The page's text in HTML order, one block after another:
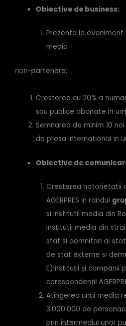
Obiective de business:
Prezenta la eveniment
media
non-partenere;
Cresterea cu 20% a
sau publice abonate in
Semnarea de minim 10
de presa international in
Obiective de
Cresterea notorietatii
AGERPRES in randul
si institutii media din
institutii media din
stat si demnitari ai
de stat externe si
E)Instituții și companii
corespondenții
Atingerea unui media
3.000.000 de
prin intermediul unor